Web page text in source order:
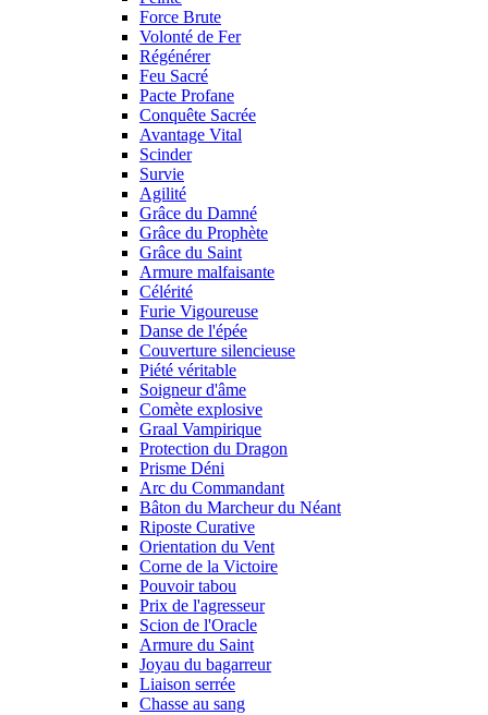
Force Brute
Volonté de Fer
Régénérer
Feu Sacré
Pacte Profane
Conquête Sacrée
Avantage Vital
Scinder
Survie
Agilité
Grâce du Damné
Grâce du Prophète
Grâce du Saint
Armure malfaisante
Célérité
Furie Vigoureuse
Danse de l'épée
Couverture silencieuse
Piété véritable
Soigneur d'âme
Comète explosive
Graal Vampirique
Protection du Dragon
Prisme Déni
Arc du Commandant
Bâton du Marcheur du Néant
Riposte Curative
Orientation du Vent
Corne de la Victoire
Pouvoir tabou
Prix de l'agresseur
Scion de l'Oracle
Armure du Saint
Joyau du bagarreur
Liaison serrée
Chasse au sang